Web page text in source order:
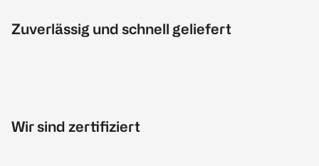
Zuverlässig und schnell geliefert
Wir sind zertifiziert